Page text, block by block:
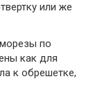
или же
по
как для
к обрешетке,